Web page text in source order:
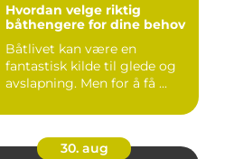
Hvordan velge riktig
båthengere for dine behov
Båtlivet kan være en
fantastisk kilde til glede og
avslapning. Men for å få ...
30. aug